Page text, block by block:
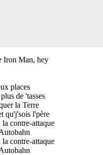
Iron Man, hey
places
de 'tasses
la Terre
qu'j'sois l'père
contre-attaque
contre-attaque